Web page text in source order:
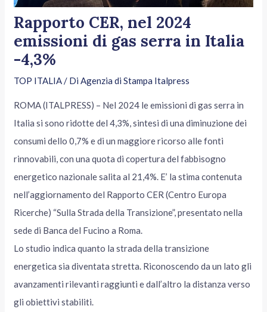
Rapporto CER, nel 2024
emissioni di gas serra in Italia
-4,3%
TOP ITALIA/ DiAgenzia di Stampa Italpress
ROMA (ITALPRESS) – Nel 2024 le emissioni di gas serra in
Italia si sono ridotte del 4,3%, sintesi di una diminuzione dei
consumi dello 0,7% e di un maggiore ricorso alle fonti
rinnovabili, con una quota di copertura del fabbisogno
energetico nazionale salita al 21,4%. E’ la stima contenuta
nell’aggiornamento del Rapporto CER (Centro Europa
Ricerche) “Sulla Strada della Transizione”, presentato nella
sede di Banca del Fucino a Roma.
Lo studio indica quanto la strada della transizione
energetica sia diventata stretta. Riconoscendo da un lato gli
avanzamenti rilevanti raggiunti e dall’altro la distanza verso
gli obiettivi stabiliti.